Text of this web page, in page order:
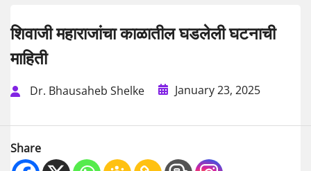
शिवाजी महाराजांचा काळातील घडलेली घटनाची
माहिती
Dr. Bhausaheb Shelke January 23, 2025
Share